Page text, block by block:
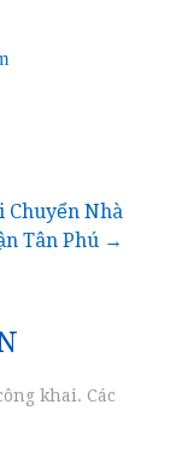
Chuyển Nhà
Tân Phú →
khai. Các